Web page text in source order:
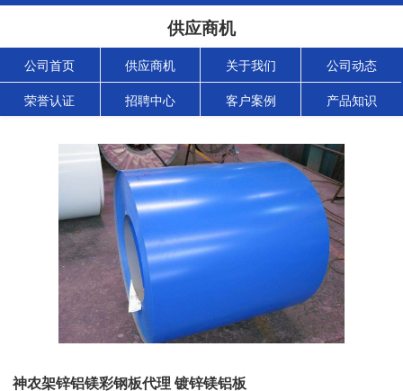
供应商机
公司首页 供应商机 关于我们 公司动态
荣誉认证 招聘中心 客户案例 产品知识
神农架锌铝镁彩钢板代理 镀锌镁铝板